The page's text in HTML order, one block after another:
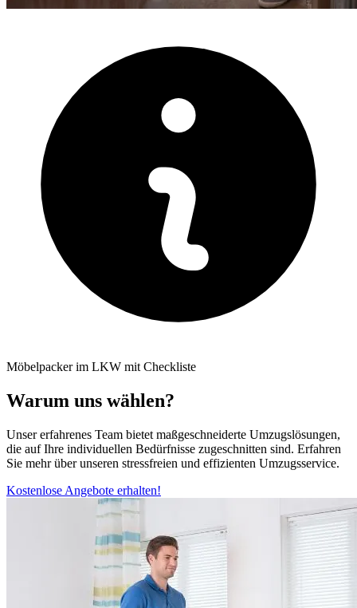
Möbelpacker im LKW mit Checkliste
Warum uns wählen?
Unser erfahrenes Team bietet maßgeschneiderte Umzugslösungen,
die auf Ihre individuellen Bedürfnisse zugeschnitten sind. Erfahren
Sie mehr über unseren stressfreien und effizienten Umzugsservice.
Kostenlose Angebote erhalten!